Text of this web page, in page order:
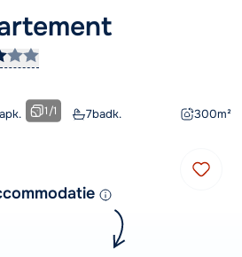
7badk. 300m²
1/1